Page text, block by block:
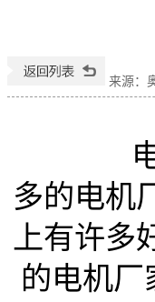
来源：
电机碳
多的电机
上有许
的电机厂